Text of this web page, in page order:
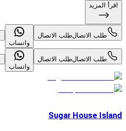
اقرأ المزيد
طلب الاتصالطلب الاتصال
واتساب
طلب الاتصالطلب الاتصال
واتساب
Sugar House Island